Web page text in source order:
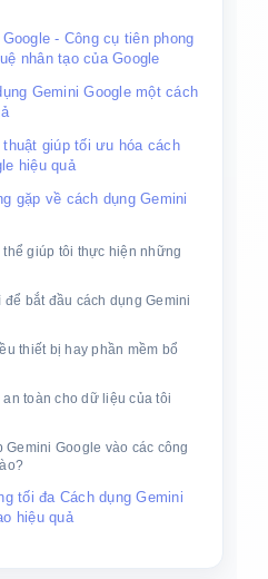
- Công cụ tiên phong
nhân tạo của Google
Gemini Google một cách
giúp tối ưu hóa cách
hiệu quả
gặp về cách dụng Gemini
giúp tôi thực hiện những
bắt đầu cách dụng Gemini
thiết bị hay phần mềm bổ
toàn cho dữ liệu của tôi
Gemini Google vào các công
tối đa Cách dụng Gemini
hiệu quả